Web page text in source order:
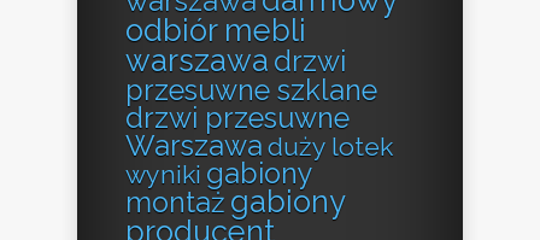
odbiór mebli
warszawa drzwi
przesuwne szklane
drzwi przesuwne
Warszawa duży lotek
wyniki gabiony
montaż gabiony
producent